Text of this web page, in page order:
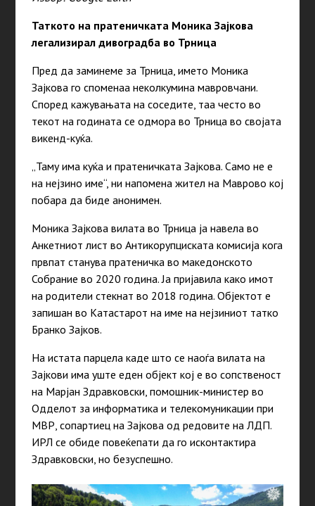
Таткото на пратеничката Моника Зајкова
легализирал дивоградба во Трница
Пред да заминеме за Трница, името Моника
Зајкова го споменаа неколкумина мавровчани.
Според кажувањата на соседите, таа често во
текот на годината се одмора во Трница во својата
викенд-куќа.
„Таму има куќа и пратеничката Зајкова. Само не е
на нејзино име“, ни напомена жител на Маврово кој
побара да биде анонимен.
Моника Зајкова вилата во Трница ја навела во
Анкетниот лист во Антикорупциската комисија кога
првпат станува пратеничка во македонското
Собрание во 2020 година. Ја пријавила како имот
на родители стекнат во 2018 година. Објектот е
запишан во Катастарот на име на нејзиниот татко
Бранко Зајков.
На истата парцела каде што се наоѓа вилата на
Зајкови има уште еден објект кој е во сопственост
на Марјан Здравковски, помошник-министер во
Одделот за информатика и телекомуникации при
МВР, сопартиец на Зајкова од редовите на ЛДП.
ИРЛ се обиде повеќепати да го исконтактира
Здравковски, но безуспешно.